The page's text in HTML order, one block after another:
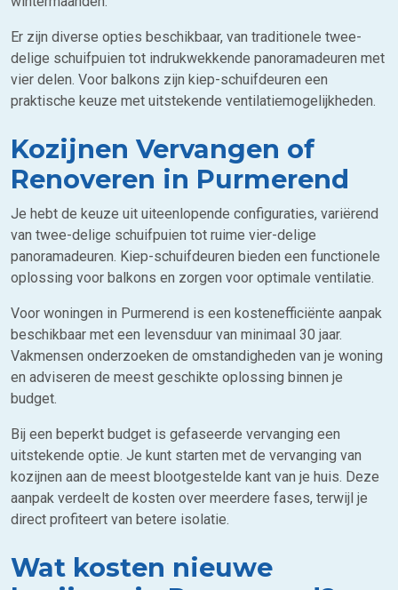
Er zijn diverse opties beschikbaar, van traditionele twee-
delige schuifpuien tot indrukwekkende panoramadeuren met
vier delen. Voor balkons zijn kiep-schuifdeuren een
praktische keuze met uitstekende ventilatiemogelijkheden.
Kozijnen Vervangen of
Renoveren in Purmerend
Je hebt de keuze uit uiteenlopende configuraties, variërend
van twee-delige schuifpuien tot ruime vier-delige
panoramadeuren. Kiep-schuifdeuren bieden een functionele
oplossing voor balkons en zorgen voor optimale ventilatie.
Voor woningen in Purmerend is een kostenefficiënte aanpak
beschikbaar met een levensduur van minimaal 30 jaar.
Vakmensen onderzoeken de omstandigheden van je woning
en adviseren de meest geschikte oplossing binnen je
budget.
Bij een beperkt budget is gefaseerde vervanging een
uitstekende optie. Je kunt starten met de vervanging van
kozijnen aan de meest blootgestelde kant van je huis. Deze
aanpak verdeelt de kosten over meerdere fases, terwijl je
direct profiteert van betere isolatie.
Wat kosten nieuwe